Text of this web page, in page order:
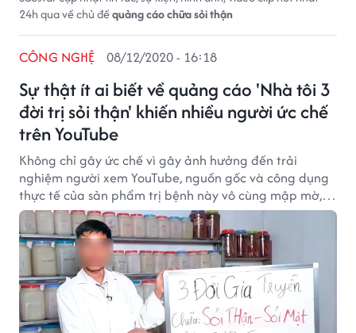
24h qua về chủ đềquảng cáo chữa sỏi thận
Sự thật ít ai biết về quảng cáo 'Nhà tôi 3
đời trị sỏi thận' khiến nhiều người ức chế
trên YouTube
CÔNG NGHỆ 08/12/2020 - 16:18
Không chỉ gây ức chế vì gây ảnh hưởng đến trải
nghiệm người xem YouTube, nguồn gốc và công dụng
thực tế của sản phẩm trị bệnh này vô cùng mập mờ,
thiếu căn cứ.